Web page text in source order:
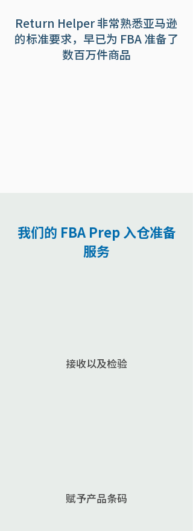
Return Helper 非常熟悉亚马逊
的标准要求，早已为 FBA 准备了
数百万件商品
我们的 FBA Prep 入仓准备
服务
接收以及检验
赋予产品条码